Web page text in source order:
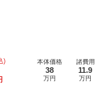
) 本体価格
38
万円
諸費用
11.9
万円